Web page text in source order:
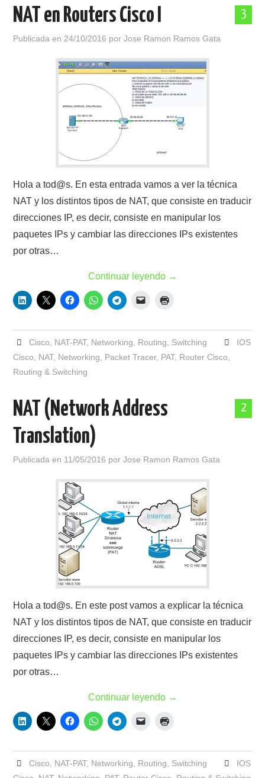
3
NAT en Routers Cisco I
Publicada en 24/10/2016 porJose Ramon Ramos Gata
Hola a tod@s. En esta entrada vamos a ver la técnica
NAT y los distintos tipos de NAT, que consiste en traducir
direcciones IP, es decir, consiste en manipular los
paquetes IPs y cambiar las direcciones IPs existentes
por otras…
Continuar leyendo →
Cisco NAT-PAT, Networking Routing Switching
IOS
Cisco
NAT, Networking Packet Tracer, PAT, Router Cisco
Routing & Switching
2
NAT (Network Address
Translation)
Publicada en 11/05/2016 porJose Ramon Ramos Gata
Hola a tod@s. En este post vamos a explicar la técnica
NAT y los distintos tipos de NAT, que consiste en traducir
direcciones IP, es decir, consiste en manipular los
paquetes IPs y cambiar las direcciones IPs existentes
por otras…
Continuar leyendo →
Cisco NAT-PAT, Networking Routing Switching
IOS